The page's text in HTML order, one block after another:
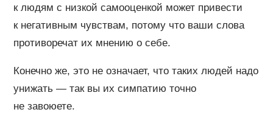
к людям с низкой самооценкой может привести
к негативным чувствам, потому что ваши слова
противоречат их мнению о себе.
Конечно же, это не означает, что таких людей надо
унижать — так вы их симпатию точно
не завоюете.